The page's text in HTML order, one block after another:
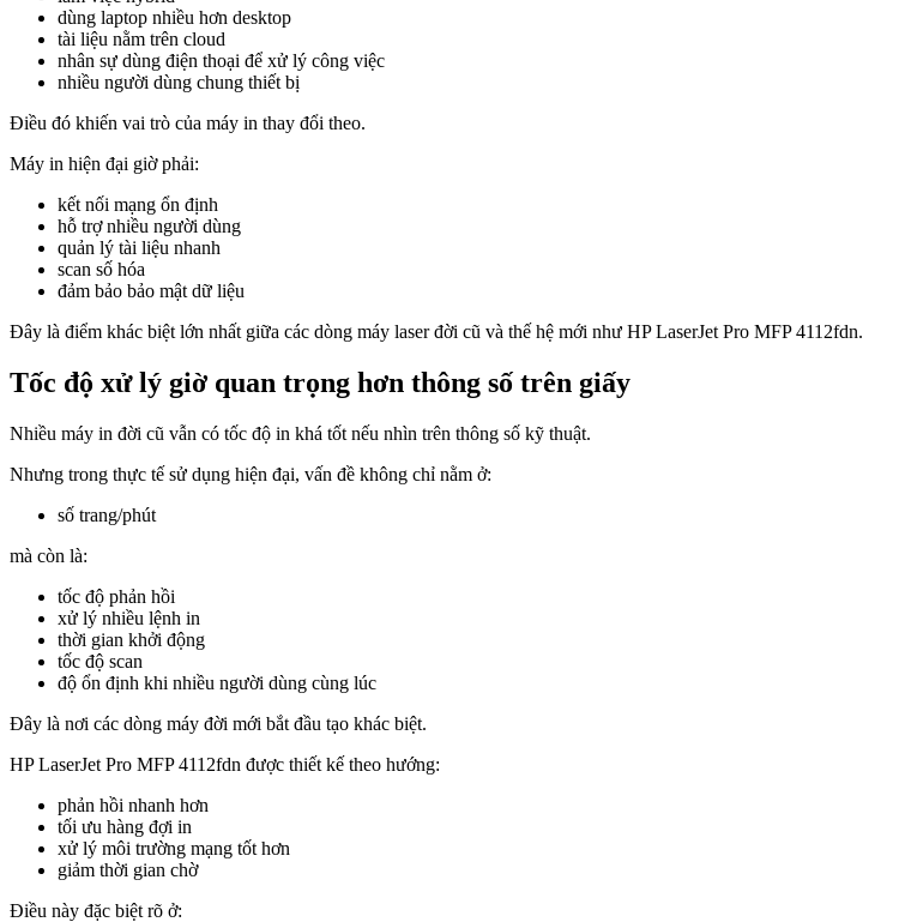
dùng laptop nhiều hơn desktop
tài liệu nằm trên cloud
nhân sự dùng điện thoại để xử lý công việc
nhiều người dùng chung thiết bị
Điều đó khiến vai trò của máy in thay đổi theo.
Máy in hiện đại giờ phải:
kết nối mạng ổn định
hỗ trợ nhiều người dùng
quản lý tài liệu nhanh
scan số hóa
đảm bảo bảo mật dữ liệu
Đây là điểm khác biệt lớn nhất giữa các dòng máy laser đời cũ và thế hệ mới như HP LaserJet Pro MFP 4112fdn.
Tốc độ xử lý giờ quan trọng hơn thông số trên giấy
Nhiều máy in đời cũ vẫn có tốc độ in khá tốt nếu nhìn trên thông số kỹ thuật.
Nhưng trong thực tế sử dụng hiện đại, vấn đề không chỉ nằm ở:
số trang/phút
mà còn là:
tốc độ phản hồi
xử lý nhiều lệnh in
thời gian khởi động
tốc độ scan
độ ổn định khi nhiều người dùng cùng lúc
Đây là nơi các dòng máy đời mới bắt đầu tạo khác biệt.
HP LaserJet Pro MFP 4112fdn được thiết kế theo hướng:
phản hồi nhanh hơn
tối ưu hàng đợi in
xử lý môi trường mạng tốt hơn
giảm thời gian chờ
Điều này đặc biệt rõ ở: